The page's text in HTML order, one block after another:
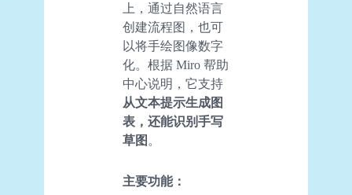
上，通过自然语言
创建流程图，也可
以将手绘图像数字
化。根据 Miro 帮助
中心说明，它支持
从文本提示生成图
表，还能识别手写
草图 。
主要功能：